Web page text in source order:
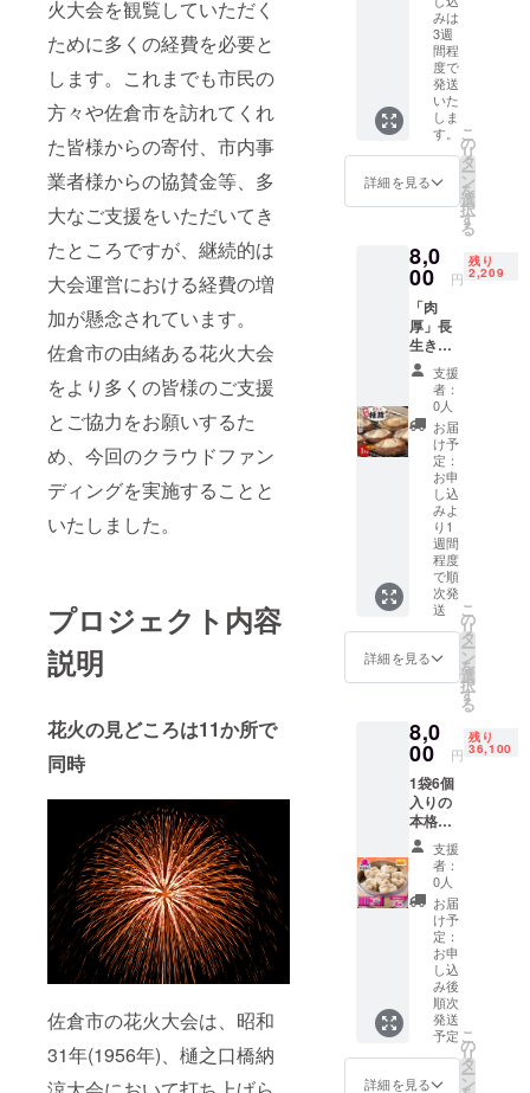
火大会を観覧していただく
ために多くの経費を必要と
します。これまでも市民の
方々や佐倉市を訪れてくれ
た皆様からの寄付、市内事
業者様からの協賛金等、多
大なご支援をいただいてき
たところですが、継続的は
大会運営における経費の増
加が懸念されています。
佐倉市の由緒ある花火大会
をより多くの皆様のご支援
とご協力をお願いするた
め、今回のクラウドファン
ディングを実施することと
いたしました。
プロジェクト内容
説明
花火の見どころは11か所で
同時
佐倉市の花火大会は、昭和
31年(1956年)、樋之口橋納
糖)で
す。 氷
を入れ
て飲ん
でも、
コー
ヒーの
苦味、
コクを
感じら
仕上
がって
す。 一
般(小売
店)では
提供さ
れてい
ない業
務向用
製品を
お楽し
み下さ
い。 ■
お礼品
の内容
につい
て ・ア
イス
コー
ヒー無
糖[1L×6
本]
工地:千
葉県佐
倉市
賞
味期限:
製造日
から120
材料・
成分
コー
ヒー
みは
3週
間程
度で
発送
いた
しま
す。
詳細を見る
こ
の
リ
タ
ー
ン
を
選
択
す
る
8,0
00 円
残り
2,209
「肉
厚」長
生き椎
茸 〈き
のこの
育成に
つい
て〉 き
のこは
90%近
く水分
と言わ
れてお
りま
す。 美
味しい
水で育
てれば
美味し
いきの
こがで
考え
て、 地
下50m
から汲
み上げ
た美味
しい天
然水の
みを利
用して
育成し
ており
ます。
育成期
間中、
農薬・
雨水等
は一切
使わ
ず、害
支援
者：
0人
お届
け予
定：
お申
し込
みよ
り1
週間
程度
で順
次発
送
詳細を見る
こ
の
リ
タ
ー
ン
を
選
択
す
る
8,0
00 円
残り
36,100
1袋6個
入りの
本格肉
焼売! 電
子レン
ジ調理
はト
レーの
まま温
めて約3
分30
秒、蒸
し器調
理の場
合は約
出来上
支援
者：
0人
お届
け予
定：
お申
し込
み後
順次
発送
予定
詳細を見る
こ
の
リ
タ
ー
ン